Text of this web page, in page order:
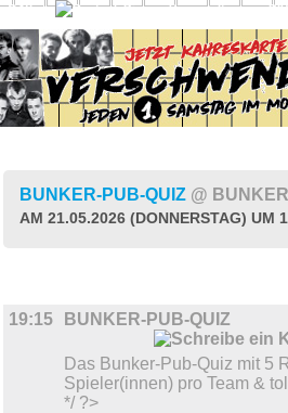
GAY
BUNKER-PUB-QUIZ @
AM 21.05.2026 (DONNERSTAG) UM
19:15 BUNKER-PUB-QUIZ
Das Bunker-Pub-Quiz mit 5
Spieler(innen) pro Team &
*/ ?>